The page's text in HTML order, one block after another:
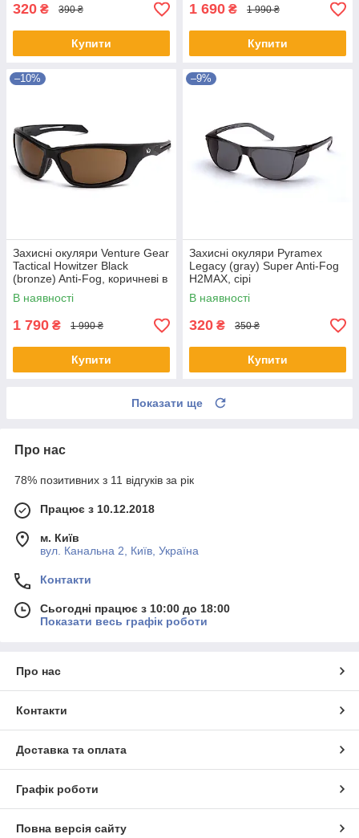
320 ₴ 390 ₴
Купити
1 690 ₴ 1 990 ₴
Купити
–10%
Захисні окуляри Venture Gear
Tactical Howitzer Black
(bronze) Anti-Fog, коричневі в
чорній оправі
В наявності
1 790 ₴ 1 990 ₴
Купити
–9%
Захисні окуляри Pyramex
Legacy (gray) Super Anti-Fog
H2MAX, сірі
В наявності
320 ₴ 350 ₴
Купити
Показати ще
Про нас
78% позитивних з 11 відгуків за рік
Працює з 10.12.2018
м. Київ
вул. Канальна 2, Київ, Україна
Контакти
Сьогодні працює з 10:00 до 18:00
Показати весь графік роботи
Про нас
Контакти
Доставка та оплата
Графік роботи
Повна версія сайту